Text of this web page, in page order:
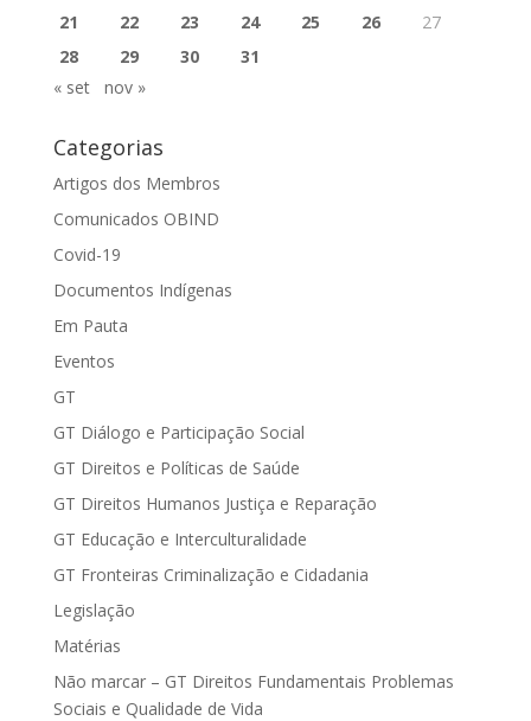
21
22 23 24 25 26
27
28
29 30
31
« set
nov »
Categorias
Artigos dos Membros
Comunicados OBIND
Covid-19
Documentos Indígenas
Em Pauta
Eventos
GT
GT Diálogo e Participação Social
GT Direitos e Políticas de Saúde
GT Direitos Humanos Justiça e Reparação
GT Educação e Interculturalidade
GT Fronteiras Criminalização e Cidadania
Legislação
Matérias
Não marcar – GT Direitos Fundamentais Problemas
Sociais e Qualidade de Vida